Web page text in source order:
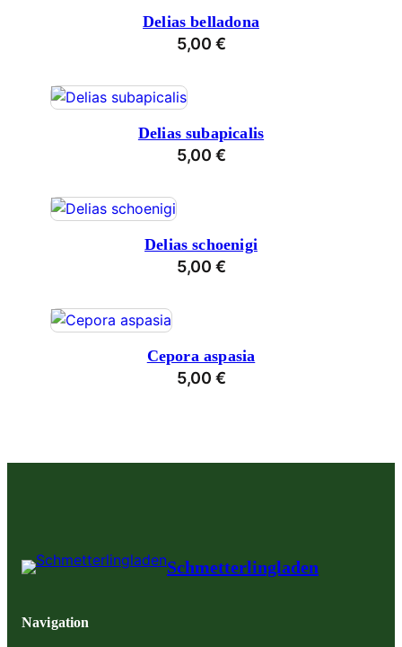
Delias belladona
5,00 €
Delias subapicalis
5,00 €
Delias schoenigi
5,00 €
Cepora aspasia
5,00 €
Schmetterlingladen
Navigation